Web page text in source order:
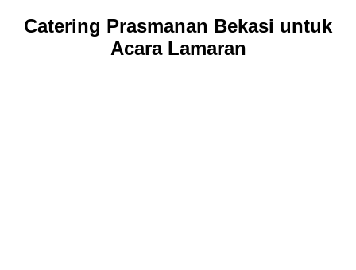
Catering Prasmanan Bekasi untuk
Acara Lamaran